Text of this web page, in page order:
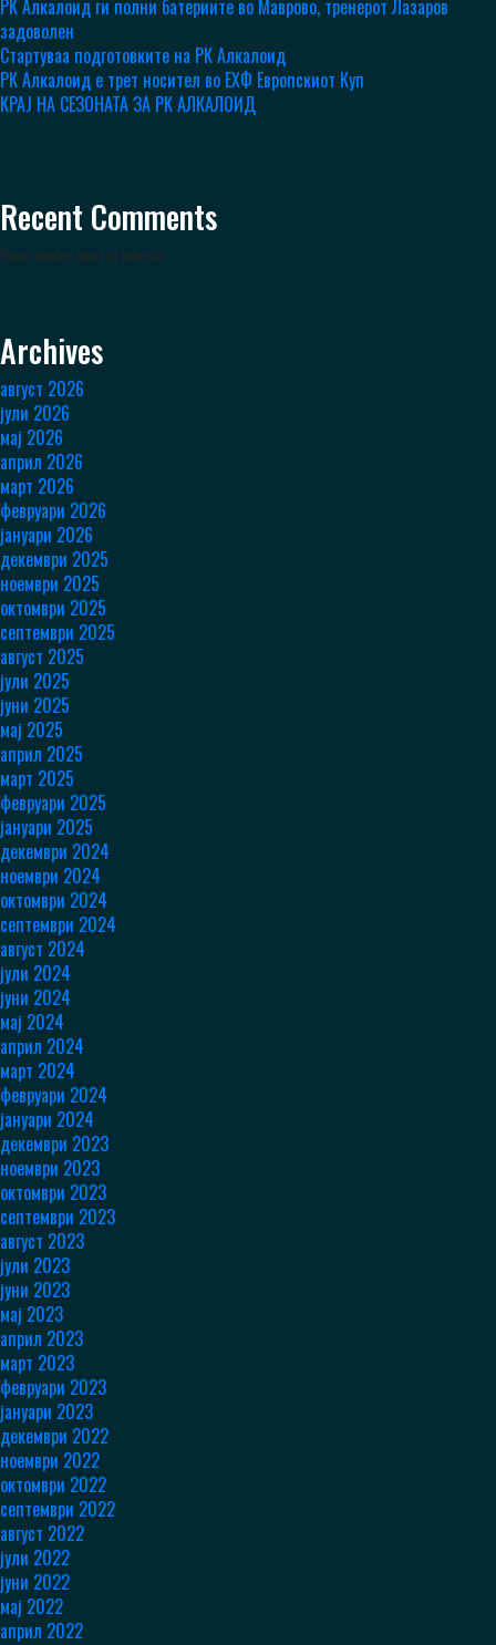
РК Алкалоид ги полни батериите во Маврово, тренерот Лазаров
задоволен
Стартуваа подготовките на РК Алкалоид
РК Алкалоид е трет носител во ЕХФ Европскиот Куп
КРАЈ НА СЕЗОНАТА ЗА РК АЛКАЛОИД
Recent Comments
Нема коментари за приказ.
Archives
август 2026
јули 2026
мај 2026
април 2026
март 2026
февруари 2026
јануари 2026
декември 2025
ноември 2025
октомври 2025
септември 2025
август 2025
јули 2025
јуни 2025
мај 2025
април 2025
март 2025
февруари 2025
јануари 2025
декември 2024
ноември 2024
октомври 2024
септември 2024
август 2024
јули 2024
јуни 2024
мај 2024
април 2024
март 2024
февруари 2024
јануари 2024
декември 2023
ноември 2023
октомври 2023
септември 2023
август 2023
јули 2023
јуни 2023
мај 2023
април 2023
март 2023
февруари 2023
јануари 2023
декември 2022
ноември 2022
октомври 2022
септември 2022
август 2022
јули 2022
јуни 2022
мај 2022
април 2022